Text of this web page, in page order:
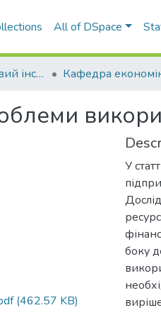
All of DSpace
Навчально-науковий інститут економіки, управління, права та інформаційних технологій
(462.57 KB)
У
боку